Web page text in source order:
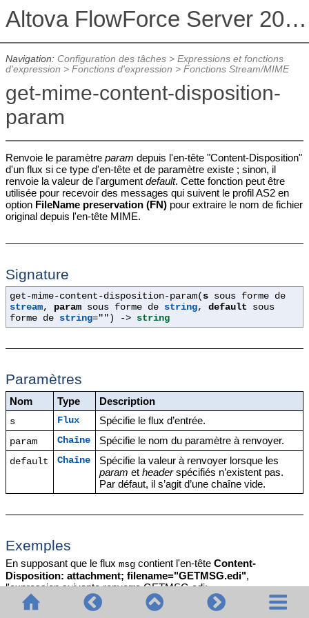
Altova FlowForce Server 2026 Advanced Edition
Navigation: Configuration des tâches> Expressions et fonctions
d'expression > Fonctions d'expression > Fonctions Stream/MIME
get-mime-content-disposition-
param
Renvoie le paramètre param depuis l'en-tête "Content-Disposition"
d'un flux si ce type d'en-tête et de paramètre existe ; sinon, il
renvoie la valeur de l'argument default. Cette fonction peut être
utilisée pour recevoir des messages qui suivent le profil AS2 en
option FileName preservation (FN)pour extraire le nom de fichier
original depuis l'en-tête MIME.
Signature
get-mime-content-disposition-param( s sous forme de
stream, param sous forme de string,default sous
forme de string="" ) -> string
Paramètres
Nom Type Description
s Flux Spécifie le flux d’entrée.
param Chaîne Spécifie le nom du paramètre à renvoyer.
default Chaîne
Spécifie la valeur à renvoyer lorsque les
param etheaderspécifiés n’existent pas.
Par défaut, il s’agit d’une chaîne vide.
Exemples
En supposant que le flux msgcontient l'en-tête Content-
Disposition: attachment; filename="GETMSG.edi",
l'expression suivante renverra GETMSG.edi: